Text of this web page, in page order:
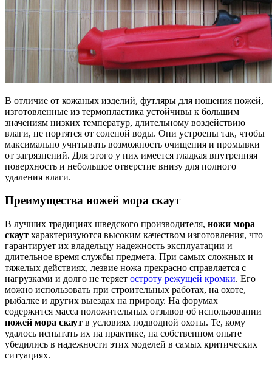
В отличие от кожаных изделий, футляры для ношения ножей,
изготовленные из термопластика устойчивы к большим
значениям низких температур, длительному воздействию
влаги, не портятся от соленой воды. Они устроены так, чтобы
максимально учитывать возможность очищения и промывки
от загрязнений. Для этого у них имеется гладкая внутренняя
поверхность и небольшое отверстие внизу для полного
удаления влаги.
Преимущества ножей мора скаут
В лучших традициях шведского производителя, ножи мора
скаут характеризуются высоким качеством изготовления, что
гарантирует их владельцу надежность эксплуатации и
длительное время службы предмета. При самых сложных и
тяжелых действиях, лезвие ножа прекрасно справляется с
нагрузками и долго не теряет остроту режущей кромки. Его
можно использовать при строительных работах, на охоте,
рыбалке и других выездах на природу. На форумах
содержится масса положительных отзывов об использовании
ножей мора скаут в условиях подводной охоты. Те, кому
удалось испытать их на практике, на собственном опыте
убедились в надежности этих моделей в самых критических
ситуациях.